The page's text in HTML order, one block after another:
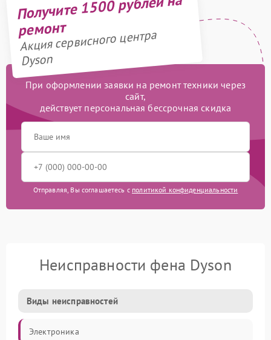
Получите 1500 рублей на
ремонт
Акция сервисного центра
Dyson
При оформлении заявки на ремонт техники через
сайт,
действует персональная бессрочная скидка
Отправляя, Вы соглашаетесь с политикой конфиденциальности
Неисправности фена Dyson
Виды неисправностей
Электроника